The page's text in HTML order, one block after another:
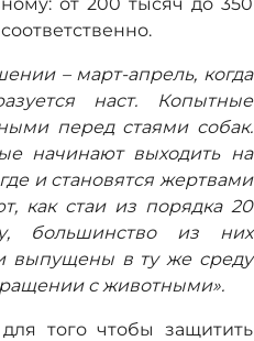
– март-апрель, когда
наст. Копытные
перед стаями собак.
начинают выходить на
и становятся жертвами
как стаи из порядка 20
большинство из них
выпущены в ту же среду
с животными».
того чтобы защитить